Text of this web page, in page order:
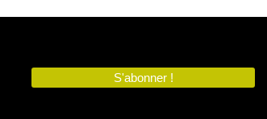
S'abonner !